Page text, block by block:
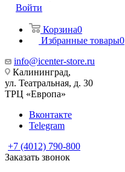
Войти
Корзина0
Избранные товары0
info@icenter-store.ru
Калининград,
ул. Театральная, д. 30
ТРЦ «Европа»
Вконтакте
Telegram
+7 (4012) 790-800
Заказать звонок